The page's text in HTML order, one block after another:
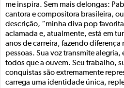
me inspira. Sem mais delongas:
cantora e compositora brasileira,
descrição, “minha diva pop
aclamada e, atualmente, está em
anos de carreira, fazendo diferença
pessoas. Sua voz transmite alegria,
todos que a ouvem. Seu trabalho,
conquistas são extremamente
carrega uma identidade única,